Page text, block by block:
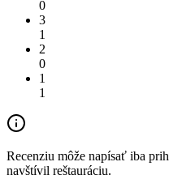
0
3
1
2
0
1
1
Recenziu môže napísať iba
navštívil reštauráciu.